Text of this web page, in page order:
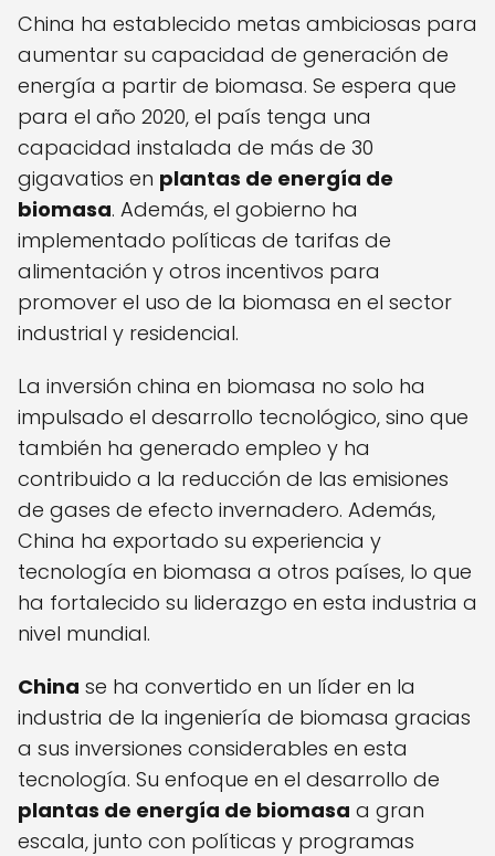
China ha establecido metas ambiciosas para
aumentar su capacidad de generación de
energía a partir de biomasa. Se espera que
para el año 2020, el país tenga una
capacidad instalada de más de 30
gigavatios en plantas de energía de
biomasa. Además, el gobierno ha
implementado políticas de tarifas de
alimentación y otros incentivos para
promover el uso de la biomasa en el sector
industrial y residencial.
La inversión china en biomasa no solo ha
impulsado el desarrollo tecnológico, sino que
también ha generado empleo y ha
contribuido a la reducción de las emisiones
de gases de efecto invernadero. Además,
China ha exportado su experiencia y
tecnología en biomasa a otros países, lo que
ha fortalecido su liderazgo en esta industria a
nivel mundial.
China se ha convertido en un líder en la
industria de la ingeniería de biomasa gracias
a sus inversiones considerables en esta
tecnología. Su enfoque en el desarrollo de
plantas de energía de biomasa a gran
escala, junto con políticas y programas